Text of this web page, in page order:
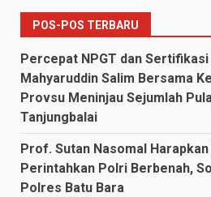
POS-POS TERBARU
Percepat NPGT dan
Mahyaruddin Salim Bersama
Provsu Meninjau Sejumlah
Tanjungbalai
Prof. Sutan Nasomal
Perintahkan Polri Berbenah,
Polres Batu Bara